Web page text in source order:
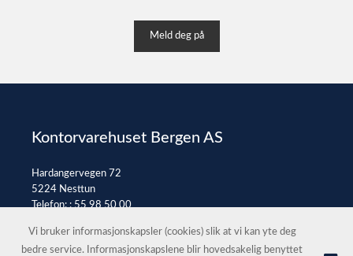
Meld deg på
Kontorvarehuset Bergen AS
Hardangervegen 72
5224 Nesttun
Telefon: :55 98 50 00
Vi bruker informasjonskapsler (cookies) slik at vi kan yte deg
bedre service. Informasjonskapslene blir hovedsakelig benyttet